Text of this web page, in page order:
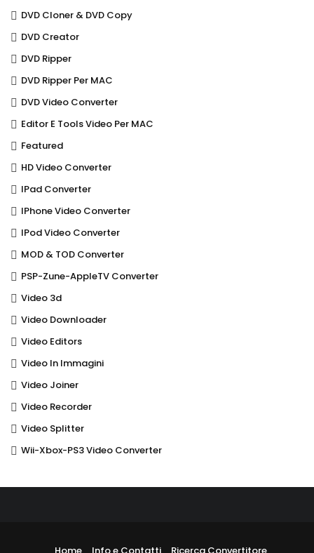
DVD Cloner & DVD Copy
DVD Creator
DVD Ripper
DVD Ripper Per MAC
DVD Video Converter
Editor E Tools Video Per MAC
Featured
HD Video Converter
IPad Converter
IPhone Video Converter
IPod Video Converter
MOD & TOD Converter
PSP-Zune-AppleTV Converter
Video 3d
Video Downloader
Video Editors
Video In Immagini
Video Joiner
Video Recorder
Video Splitter
Wii-Xbox-PS3 Video Converter